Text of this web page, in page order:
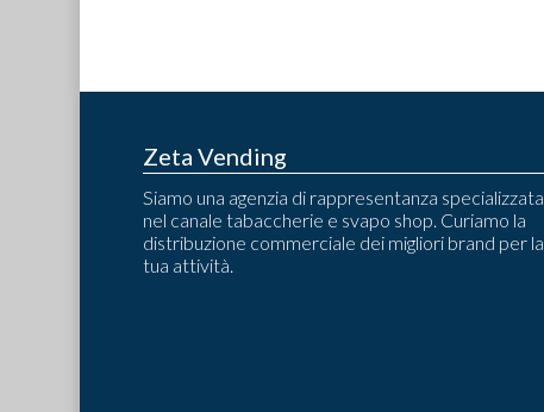
Zeta Vending
Siamo una agenzia di rappresentanza specializzata
nel canale tabaccherie e svapo shop. Curiamo la
distribuzione commerciale dei migliori brand per la
tua attività.